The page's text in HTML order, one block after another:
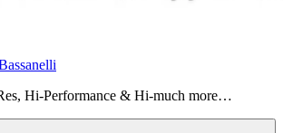
Hi-Performance & Hi-much more…